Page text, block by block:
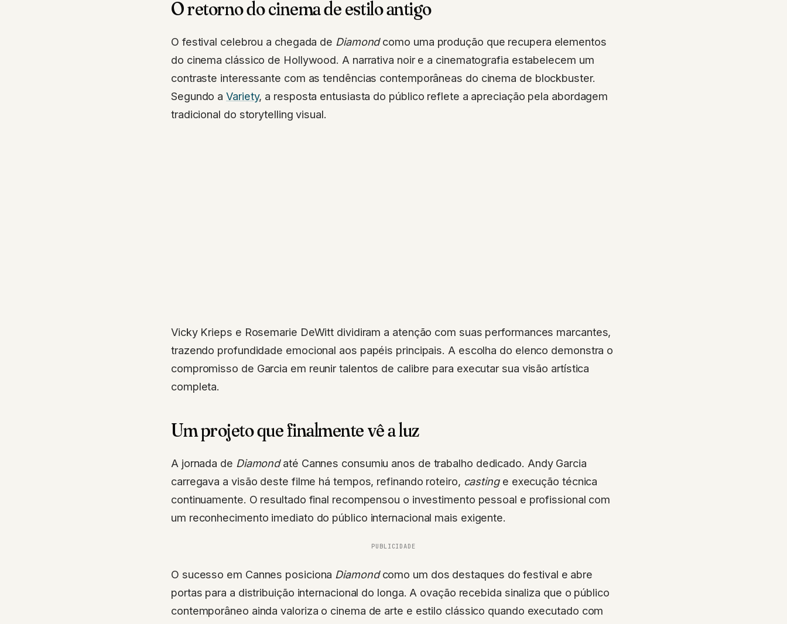
O retorno do cinema de estilo antigo
O festival celebrou a chegada de Diamondcomo uma produção que recupera elementos
do cinema clássico de Hollywood. A narrativa noir e a cinematografia estabelecem um
contraste interessante com as tendências contemporâneas do cinema de blockbuster.
Segundo aVariety, a resposta entusiasta do público reflete a apreciação pela abordagem
tradicional do storytelling visual.
Vicky Krieps e Rosemarie DeWitt dividiram a atenção com suas performances marcantes,
trazendo profundidade emocional aos papéis principais. A escolha do elenco demonstra o
compromisso de Garcia em reunir talentos de calibre para executar sua visão artística
completa.
Um projeto que finalmente vê a luz
A jornada de Diamondaté Cannes consumiu anos de trabalho dedicado. Andy Garcia
carregava a visão deste filme há tempos, refinando roteiro, castinge execução técnica
continuamente. O resultado final recompensou o investimento pessoal e profissional com
um reconhecimento imediato do público internacional mais exigente.
PUBLICIDADE
O sucesso em Cannes posiciona Diamondcomo um dos destaques do festival e abre
portas para a distribuição internacional do longa. A ovação recebida sinaliza que o público
contemporâneo ainda valoriza o cinema de arte e estilo clássico quando executado com